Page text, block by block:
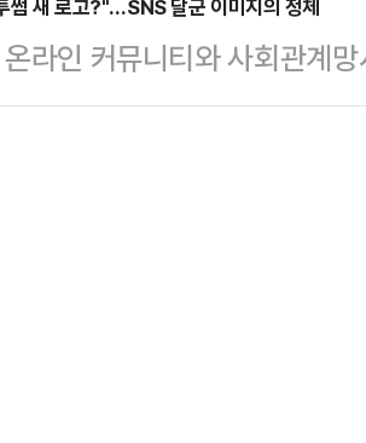
전 국군방첩사령관에겐 징
한 김용대 전 국군드론작전
다.윤 전 …
일 수원지법 형사12부(박건
법률 위반(사기), 사문서위
역 2년에 집행유예 4년을
썸 새 로고?"…SNS 달군 이미지의 정체
라인 커뮤니티와 사회관계
의 새 로고 도입설이 확산되